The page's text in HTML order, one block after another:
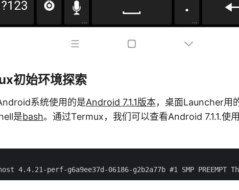
初始环境探索
系统使用的是Android 7.1.1版本，桌面Launcher用
是bash。通过Termux，我们可以查看Android 7.1.1.使